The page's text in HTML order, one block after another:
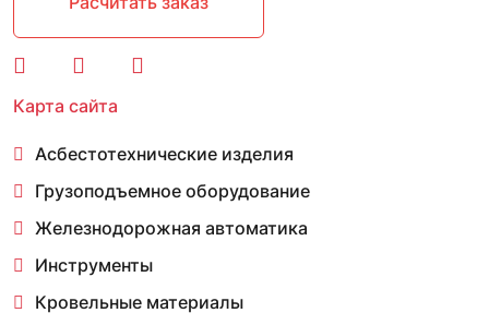
Карта сайта
Асбестотехнические изделия
Грузоподъемное оборудование
Железнодорожная автоматика
Инструменты
Кровельные материалы